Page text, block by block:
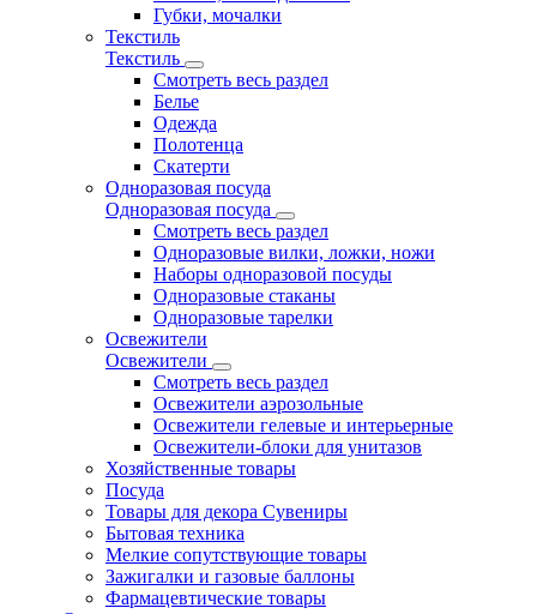
Губки, мочалки
Текстиль
Текстиль
Смотреть весь раздел
Белье
Одежда
Полотенца
Скатерти
Одноразовая посуда
Одноразовая посуда
Смотреть весь раздел
Одноразовые вилки, ложки, ножи
Наборы одноразовой посуды
Одноразовые стаканы
Одноразовые тарелки
Освежители
Освежители
Смотреть весь раздел
Освежители аэрозольные
Освежители гелевые и интерьерные
Освежители-блоки для унитазов
Хозяйственные товары
Посуда
Товары для декора Сувениры
Бытовая техника
Мелкие сопутствующие товары
Зажигалки и газовые баллоны
Фармацевтические товары